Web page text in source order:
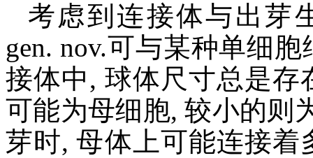
考虑到连接体与出芽
gen. nov.可与某种单细
接体中, 球体尺寸总是
可能为母细胞, 较小的则
芽时, 母体上可能连接